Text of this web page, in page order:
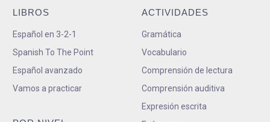
LIBROS
Español en 3-2-1
Spanish To The Point
Español avanzado
Vamos a practicar
ACTIVIDADES
Gramática
Vocabulario
Comprensión de lectura
Comprensión auditiva
Expresión escrita